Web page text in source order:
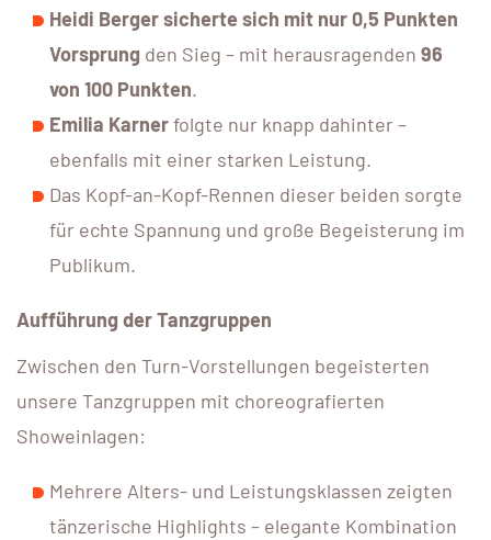
Heidi Berger sicherte sich mit nur 0,5 Punkten
Vorsprung den Sieg – mit herausragenden 96
von 100 Punkten.
Emilia Karnerfolgte nur knapp dahinter –
ebenfalls mit einer starken Leistung.
Das Kopf-an-Kopf-Rennen dieser beiden sorgte
für echte Spannung und große Begeisterung im
Publikum.
Aufführung der Tanzgruppen
Zwischen den Turn-Vorstellungen begeisterten
unsere Tanzgruppen mit choreografierten
Showeinlagen:
Mehrere Alters- und Leistungsklassen zeigten
tänzerische Highlights – elegante Kombination